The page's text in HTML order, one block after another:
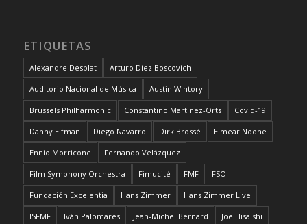
ETIQUETAS
Alexandre Desplat Arturo Díez Boscovich
Auditorio Nacional de Música Austin Wintory
Brussels Philharmonic Constantino Martínez-Orts Covid-19
Danny Elfman Diego Navarro Dirk Brossé Eimear Noone
Ennio Morricone Fernando Velázquez
Film Symphony Orchestra Fimucité FMF FSO
Fundación Excelentia Hans Zimmer Hans Zimmer Live
ISFMF Iván Palomares Jean-Michel Bernard Joe Hisaishi